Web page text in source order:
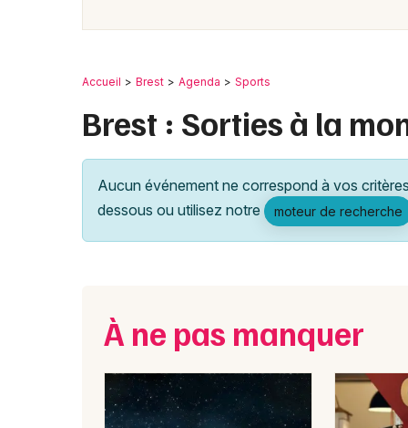
Accueil Brest Agenda Sports
Brest : Sorties à la
Aucun événement ne correspond à vos
dessous ou utilisez notre
moteur de recherche
À ne pas manquer